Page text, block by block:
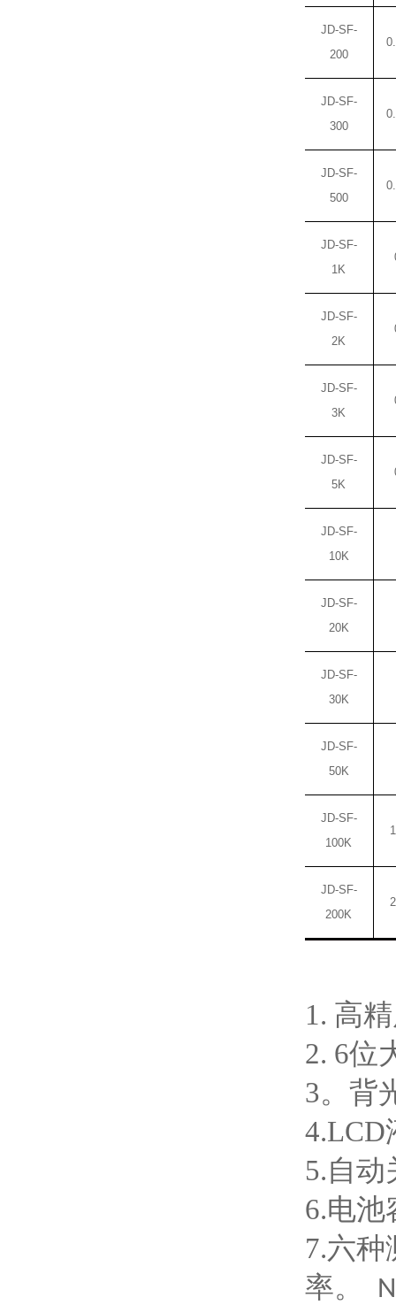
JD-SF-
200
JD-SF-
300
JD-SF-
500
JD-SF-
1K
JD-SF-
2K
JD-SF-
3K
JD-SF-
5K
JD-SF-
10K
JD-SF-
20K
JD-SF-
30K
JD-SF-
50K
JD-SF-
100K
JD-SF-
200K
1. 高
2. 6位
3。背
4.LCD
5.自
6.电池
7.六
率。
N